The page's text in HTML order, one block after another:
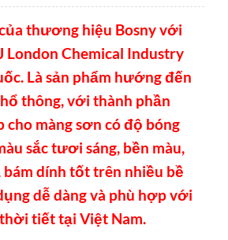
thương hiệu Bosny với
London Chemical Industry
Là sản phẩm hướng đến
thông, với thành phần
cho màng sơn có độ bóng
sắc tươi sáng, bền màu,
bám dính tốt trên nhiều bề
dễ dàng và phù hợp với
tiết tại Việt Nam.